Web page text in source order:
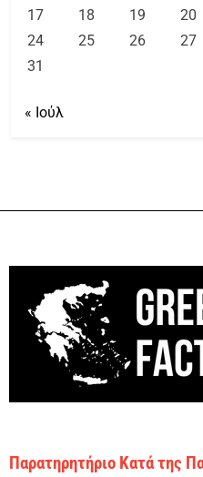
17
18 19 20
24
25 26 27
31
« Ιούλ
Παρατηρητήριο Κατά της